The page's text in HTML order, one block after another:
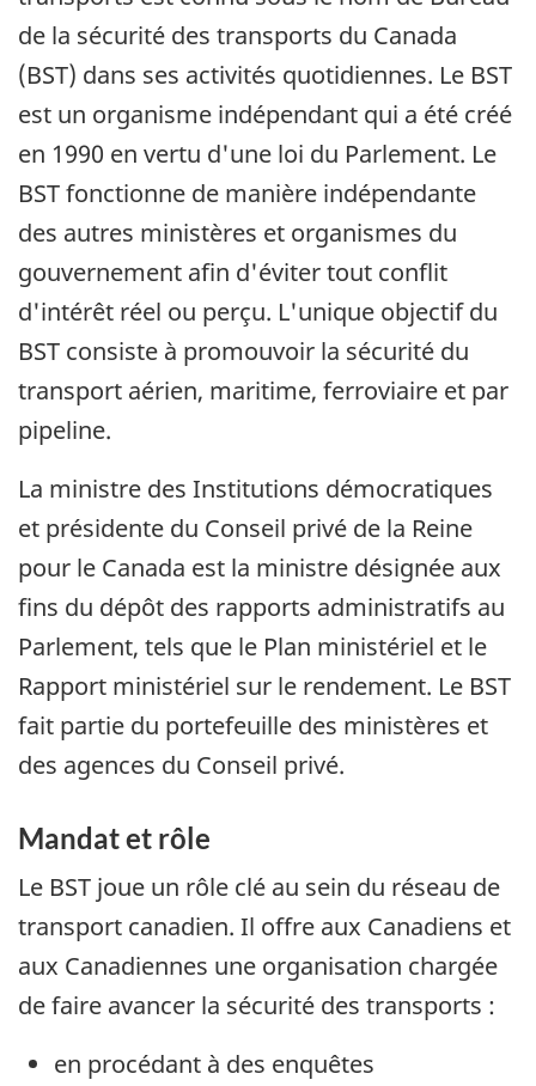
de la sécurité des transports du Canada
(BST) dans ses activités quotidiennes. Le BST
est un organisme indépendant qui a été créé
en 1990 en vertu d'une loi du Parlement. Le
BST fonctionne de manière indépendante
des autres ministères et organismes du
gouvernement afin d'éviter tout conflit
d'intérêt réel ou perçu. L'unique objectif du
BST consiste à promouvoir la sécurité du
transport aérien, maritime, ferroviaire et par
pipeline.
La ministre des Institutions démocratiques
et présidente du Conseil privé de la Reine
pour le Canada est la ministre désignée aux
fins du dépôt des rapports administratifs au
Parlement, tels que le Plan ministériel et le
Rapport ministériel sur le rendement. Le BST
fait partie du portefeuille des ministères et
des agences du Conseil privé.
Mandat et rôle
Le BST joue un rôle clé au sein du réseau de
transport canadien. Il offre aux Canadiens et
aux Canadiennes une organisation chargée
de faire avancer la sécurité des transports :
en procédant à des enquêtes